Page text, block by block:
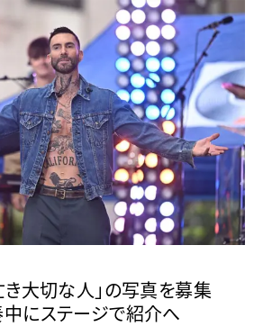
き大切な人」の写真を募集
にステージで紹介へ